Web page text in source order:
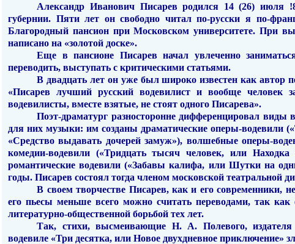
Александр Иванович Писарев родился 14 (26) июля
губернии. Пяти лет он свободно читал по-русски я по-
Благородный пансион при Москов­ском университете. При
написано на «золотой доске».
Еще в пансионе Писарев начал увлеченно
переводить, высту­пать с критическими статьями.
В двадцать лет он уже был широко известен как автор
«Писарев лучший русский водевилист и вообще человек
водевилисты, вместе взятые, не стоят одного Писарева».
Поэт-драматург разносторонне дифференцировал виды
для них музы­ки: им созданы драматические оперы-водевили
«Средство выдавать до­черей замуж»), волшебные оперы-
комедии-водевили («Тридцать тысяч человек, или
романтические водевили («Забавы калифа, или Шутки на
годы. Писарев состоял тогда членом московской театраль­ной
В своем творчестве Писарев, каки его современники,
его пьесы мень­ше всего можно считать переводами, так
литературно-общественной борь­бой тех лет.
Так, стихи, высмеивающие Н. А. Полевого, издателя
водевиле «Три де­сятка, или Новое двухдневное приключение»